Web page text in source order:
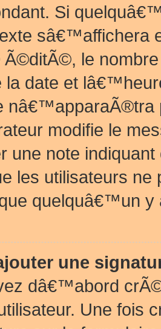
Si
sâ€™affichera
le
la date et
nâ€™apparaÃ®tra
modifie le
une note
les utilisateurs
quelquâ€™un y
une
dâ€™abord
Une fois